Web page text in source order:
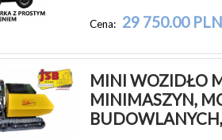
Cena: 29 750.00 PLN
MINI WOZIDŁO
MINIMASZYN,